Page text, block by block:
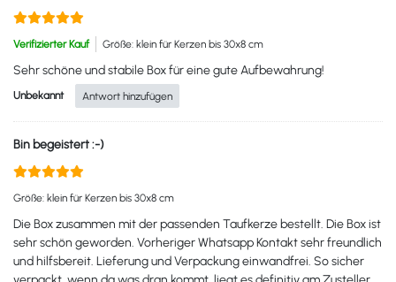
Verifizierter Kauf Größe: klein für Kerzen bis 30x8 cm
Sehr schöne und stabile Box für eine gute Aufbewahrung!
Unbekannt Antwort hinzufügen
Bin begeistert :-)
Größe: klein für Kerzen bis 30x8 cm
Die Box zusammen mit der passenden Taufkerze bestellt. Die Box ist
sehr schön geworden. Vorheriger Whatsapp Kontakt sehr freundlich
und hilfsbereit. Lieferung und Verpackung einwandfrei. So sicher